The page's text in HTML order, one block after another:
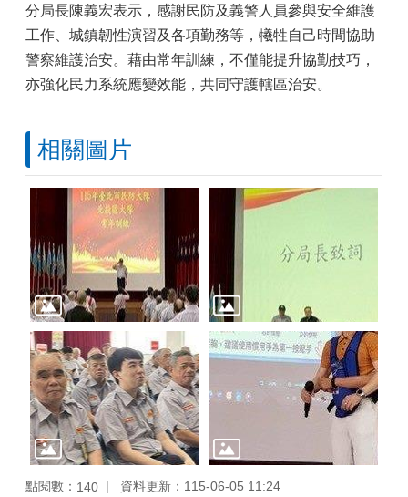
分局長陳義宏表示，感謝民防及義警人員參與安全維護
工作、城鎮韌性演習及各項勤務等，犧牲自己時間協助
警察維護治安。藉由常年訓練，不僅能提升協勤技巧，
亦強化民力系統應變效能，共同守護轄區治安。
相關圖片
點閱數： 140
資料更新：115-06-05 11:24